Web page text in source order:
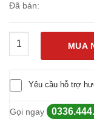
Đã bán:
Thước Thủy Điện
MUA
Yêu cầu hỗ trợ
Gọi ngay